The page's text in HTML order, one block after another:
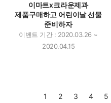
이마트x크라운제과
제품구매하고 어린이날 선물
준비하자
이벤트 기간 : 2020.03.26 ~
2020.04.15
1 2 3 4 5